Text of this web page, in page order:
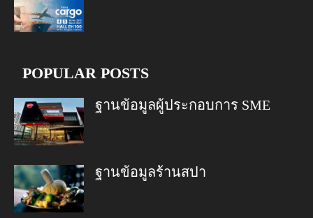
POPULAR POSTS
ฐานข้อมูลผู้ประกอบการ SME
ฐานข้อมูลร้านสปา